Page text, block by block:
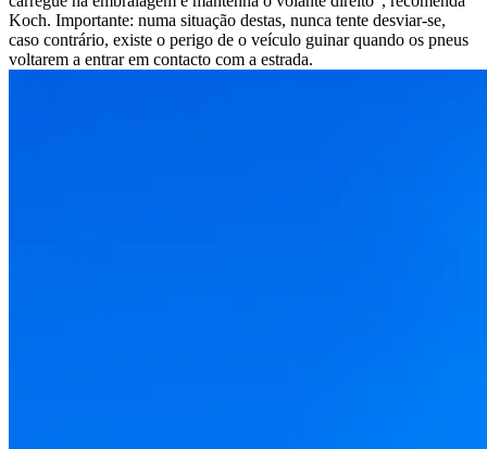
Koch. Importante: numa situação destas, nunca tente desviar-se,
caso contrário, existe o perigo de o veículo guinar quando os pneus
voltarem a entrar em contacto com a estrada.